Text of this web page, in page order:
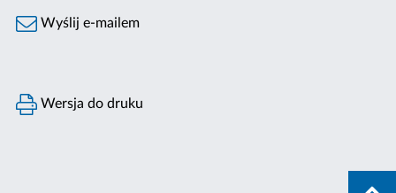
Wyślij e-mailem
Wersja do druku